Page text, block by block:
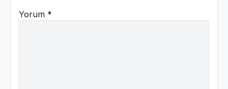
Yorum *